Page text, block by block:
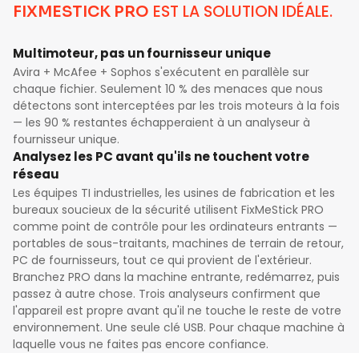
FIXMESTICK PRO EST LA SOLUTION IDÉALE.
Multimoteur, pas un fournisseur unique
Avira + McAfee + Sophos s'exécutent en parallèle sur
chaque fichier. Seulement 10 % des menaces que nous
détectons sont interceptées par les trois moteurs à la fois
— les 90 % restantes échapperaient à un analyseur à
fournisseur unique.
Analysez les PC avant qu'ils ne touchent votre
réseau
Les équipes TI industrielles, les usines de fabrication et les
bureaux soucieux de la sécurité utilisent FixMeStick PRO
comme point de contrôle pour les ordinateurs entrants —
portables de sous-traitants, machines de terrain de retour,
PC de fournisseurs, tout ce qui provient de l'extérieur.
Branchez PRO dans la machine entrante, redémarrez, puis
passez à autre chose. Trois analyseurs confirment que
l'appareil est propre avant qu'il ne touche le reste de votre
environnement. Une seule clé USB. Pour chaque machine à
laquelle vous ne faites pas encore confiance.